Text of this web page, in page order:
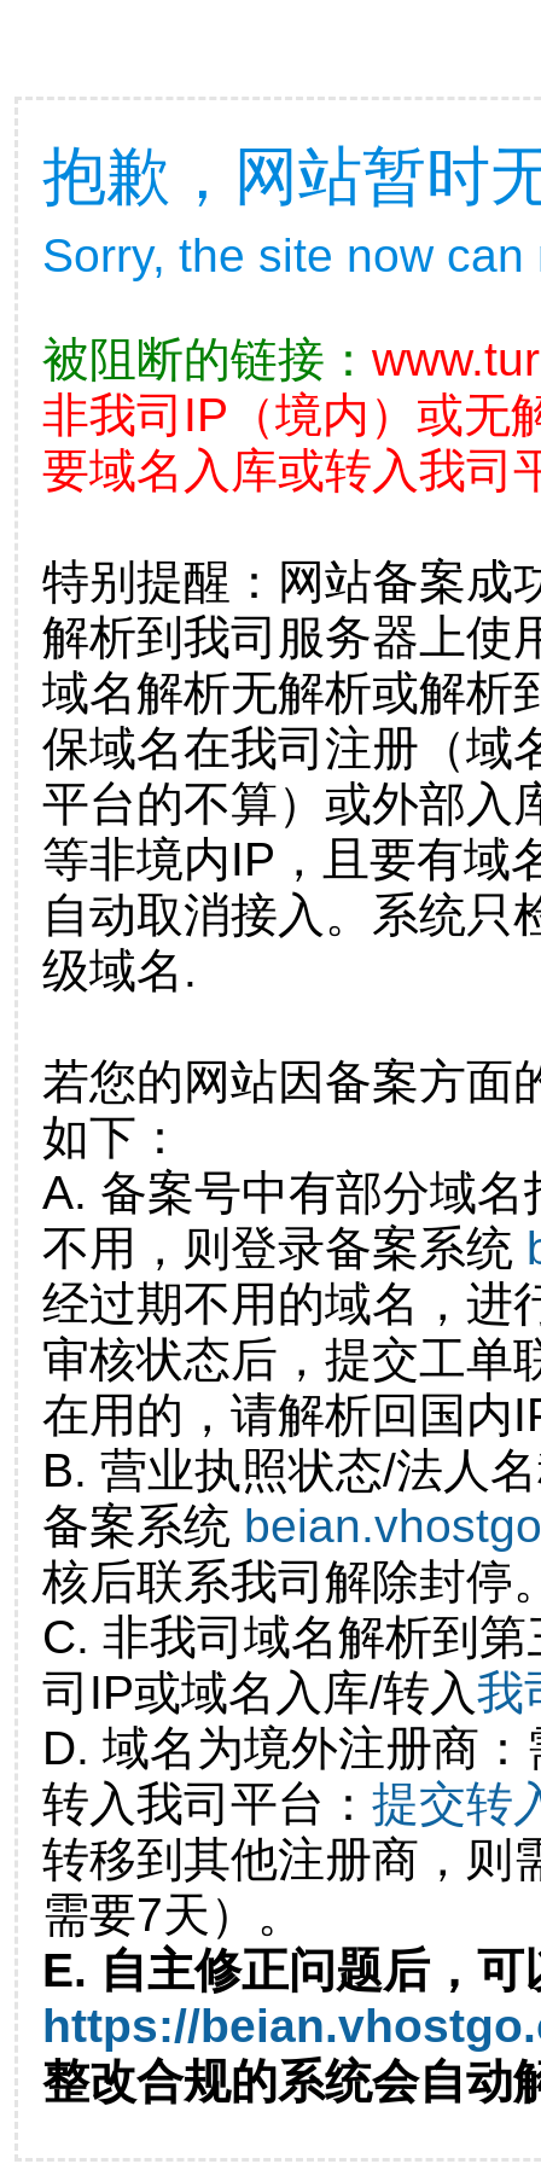
抱歉，网站暂时
Sorry, the site now
被阻断的链接：
非我司IP（境内）或无
要域名入库或转入我司
特别提醒：网站备案成
解析到我司服务器上使
域名解析无解析或解析
保域名在我司注册（域
平台的不算）或外部入
等非境内IP，且要有域
自动取消接入。系统只
级域名.
若您的网站因备案方面
如下：
A. 备案号中有部分域
不用，则登录备案系统
经过期不用的域名，进
审核状态后，提交工单
在用的，请解析回国内
B. 营业执照状态/法人
备案系统
核后联系我司解除封停
C. 非我司域名解析到
司IP或域名入库/转入我
D. 域名为境外注册商
转入我司平台： 提交转
转移到其他注册商，则
需要7天）。
E. 自主修正问题后，可
https://
整改合规的系统会自动